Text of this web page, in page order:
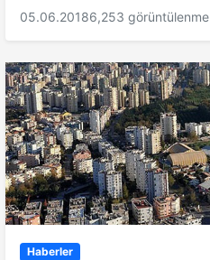
05.06.20186,253 görüntülenme
Haberler